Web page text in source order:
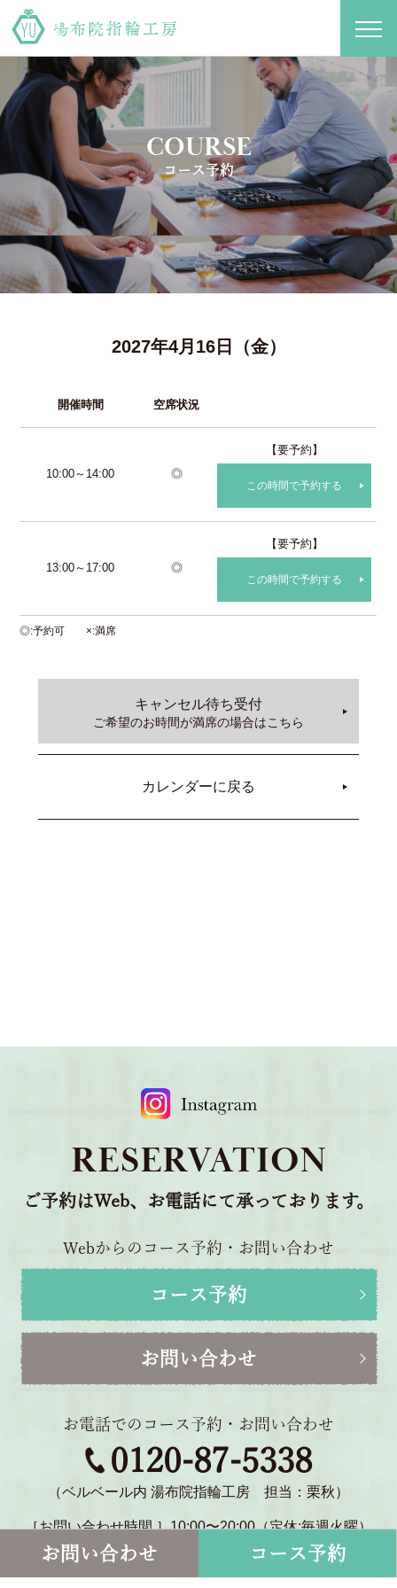
COURSE
コース予約
2027年4月16日（金）
開催時間 空席状況
10:00～14:00 ◎
【要予約】
この時間で予約する
13:00～17:00 ◎
【要予約】
この時間で予約する
◎ 予約可 × 満席
キャンセル待ち受付
ご希望のお時間が満席の場合はこちら
カレンダーに戻る
RESERVATION
ご予約はWeb、お電話にて承っております。
Webからのコース予約・お問い合わせ
コース予約
お問い合わせ
お電話でのコース予約・お問い合わせ
0120-87-5338
（ベルベール内 湯布院指輪工房 担当：栗秋）
［お問い合わせ時間 ］10:00〜20:00（定休:毎週火曜）
〒879-5114 大分県由布市湯布院町川北1770-2
お問い合わせ コース予約